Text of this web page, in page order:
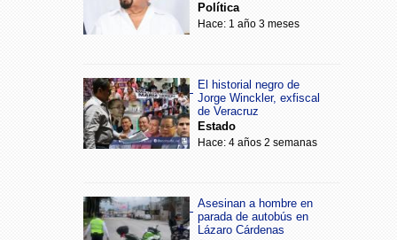
Política
Hace: 1 año 3 meses
El historial negro de
Jorge Winckler, exfiscal
de Veracruz
Estado
Hace: 4 años 2 semanas
Asesinan a hombre en
parada de autobús en
Lázaro Cárdenas